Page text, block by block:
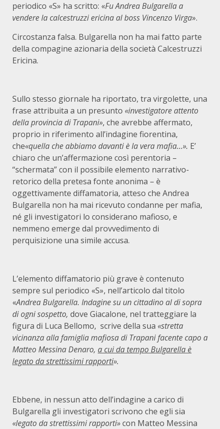
periodico «S» ha scritto: «Fu Andrea Bulgarella a
vendere la calcestruzzi ericina al boss Vincenzo Virga».
Circostanza falsa. Bulgarella non ha mai fatto parte
della compagine azionaria della società Calcestruzzi
Ericina.
Sullo stesso giornale ha riportato, tra virgolette, una
frase attribuita a un presunto «investigatore attento
della provincia di Trapani», che avrebbe affermato,
proprio in riferimento all’indagine fiorentina,
che«quella che abbiamo davanti è la vera mafia…». E’
chiaro che un’affermazione così perentoria –
“schermata” con il possibile elemento narrativo-
retorico della pretesa fonte anonima – è
oggettivamente diffamatoria, atteso che Andrea
Bulgarella non ha mai ricevuto condanne per mafia,
né gli investigatori lo considerano mafioso, e
nemmeno emerge dal provvedimento di
perquisizione una simile accusa.
L’elemento diffamatorio più grave è contenuto
sempre sul periodico «S», nell’articolo dal titolo
«Andrea Bulgarella. Indagine su un cittadino al di sopra
di ogni sospetto, dove Giacalone, nel tratteggiare la
figura di Luca Bellomo, scrive della sua «stretta
vicinanza alla famiglia mafiosa di Trapani facente capo a
Matteo Messina Denaro, a cui da tempo Bulgarella è
legato da strettissimi rapporti».
Ebbene, in nessun atto dell’indagine a carico di
Bulgarella gli investigatori scrivono che egli sia
«legato da strettissimi rapporti»con Matteo Messina